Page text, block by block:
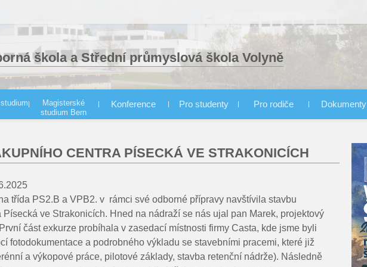
škola a Střední průmyslová škola Volyně
CNC
VOŠ
Magisterské
studium Bern
Konference Pro studenty Pro rodiče Dokumenty
CENTRA PÍSECKÁ VE STRAKONICÍCH
třída PS2.B a VPB2. v rámci své odborné přípravy navštívila stavbu
Písecká ve Strakonicích. Hned na nádraží se nás ujal pan Marek, projektový
část exkurze probíhala v zasedací místnosti firmy Casta, kde jsme byli
fotodokumentace a podrobného výkladu se stavebními pracemi, které již
a výkopové práce, pilotové základy, stavba retenční nádrže). Následně